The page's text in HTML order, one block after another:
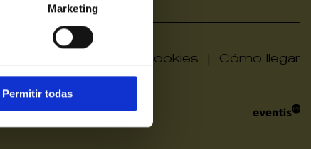
Marketing
Permitir todas
Politica de cookies | Cómo llegar